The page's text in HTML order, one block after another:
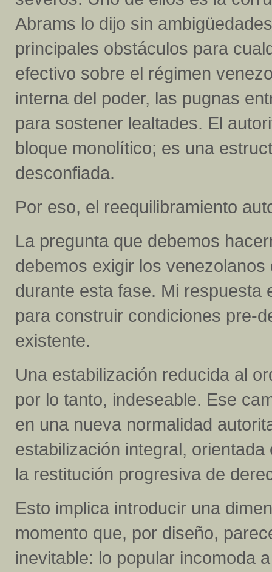
Abrams lo dijo sin
principales obstáculos para
efectivo sobre el régimen
interna del poder, las pugnas
para sostener lealtades. El
bloque monolítico; es una
desconfiada.
Por eso, el reequilibramiento
La pregunta que debemos
debemos exigir los
durante esta fase. Mi respuesta
para construir condiciones pre-
existente.
Una estabilización reducida al
por lo tanto, indeseable. Ese
en una nueva normalidad
estabilización integral,
la restitución progresiva de
Esto implica introducir una
momento que, por diseño,
inevitable: lo popular incomoda